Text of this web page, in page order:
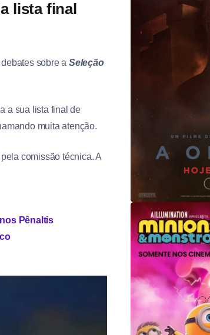
lista final
sobre aSeleção
a sua lista final de
muita atenção.
comissão técnica. A
Pênaltis